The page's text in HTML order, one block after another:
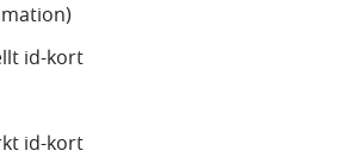
id-kort
id-kort